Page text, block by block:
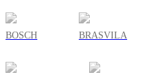
BOSCH BRASVILA